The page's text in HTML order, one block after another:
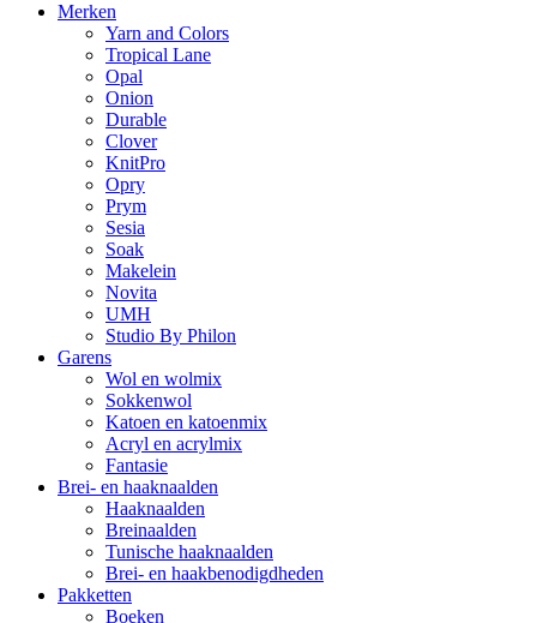
Merken
Yarn and Colors
Tropical Lane
Opal
Onion
Durable
Clover
KnitPro
Opry
Prym
Sesia
Soak
Makelein
Novita
UMH
Studio By Philon
Garens
Wol en wolmix
Sokkenwol
Katoen en katoenmix
Acryl en acrylmix
Fantasie
Brei- en haaknaalden
Haaknaalden
Breinaalden
Tunische haaknaalden
Brei- en haakbenodigdheden
Pakketten
Boeken